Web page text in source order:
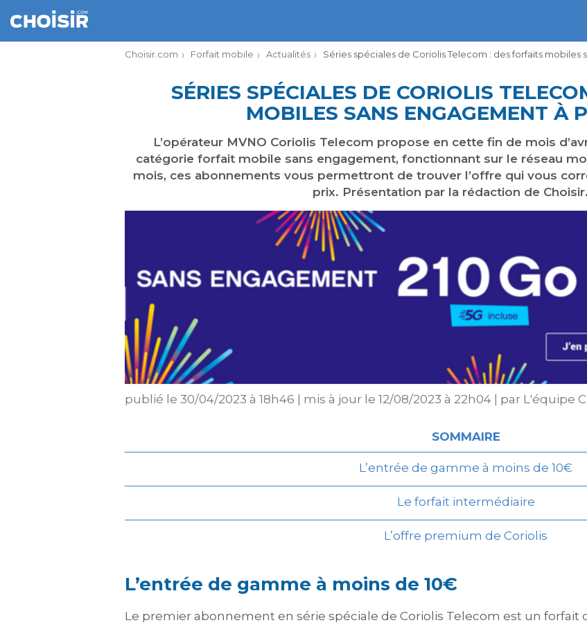
Choisir.com Forfait mobile Actualités Séries spéciales de Coriolis Telecom : des forfaits
SÉRIES SPÉCIALES DE CORIOLIS
MOBILES SANS ENGAGEMENT À
L’opérateur MVNO Coriolis Telecom propose en cette fin de mois
catégorie forfait mobile sans engagement, fonctionnant sur le réseau
mois, ces abonnements vous permettront de trouver l’offre qui vous
prix. Présentation par la rédaction de
publié le 30/04/2023 à 18h46 mis à jour le 12/08/2023 à 22h04 par L'équipe
SOMMAIRE
L’entrée de gamme à moins de 10€
Le forfait intermédiaire
L’offre premium de Coriolis
L’entrée de gamme à moins de 10€
Le premier abonnement en série spéciale de Coriolis Telecom est un forfait